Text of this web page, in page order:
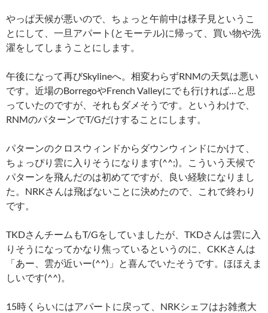
やっぱ天候が悪いので、ちょっと午前中は様子見というこ
とにして、一旦アパート(とモーテル)に帰って、買い物や洗
濯をしてしまうことにします。
午後になって再びSkylineへ。相変わらずRNMの天気は悪い
です。近場のBorregoやFrench Valleyにでも行ければ…と思
っていたのですが、それもダメそうです。というわけで、
RNMのパターンでT/Gだけすることにします。
パターンのクロスウィンドからダウンウィンドにかけて、
ちょっぴり雲に入りそうになります(^^;)。こういう天候で
パターンを飛んだのは初めてですが、良い経験になりまし
た。NRKさんは飛ばないことに決めたので、これで終わり
です。
TKDさんチームもT/Gをしていましたが、TKDさんは雲に入
りそうになってかなり焦っているというのに、CKKさんは
「あー、雲が近いー(^^)」と喜んでいたそうです。ほほえま
しいです(^^)。
15時くらいにはアパートに戻って、NRKシェフはお雑煮大